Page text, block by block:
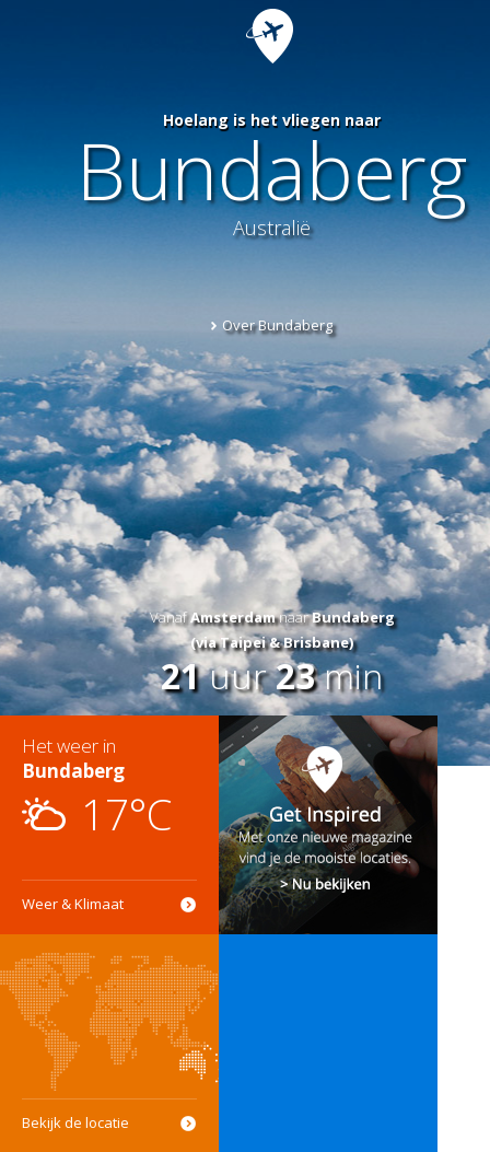
Hoelang is het vliegen naar
Bundaberg
Australië
Over Bundaberg
VanafAmsterdamnaarBundaberg
(via Taipei & Brisbane)
21uur23min
Het weer in
Bundaberg
17°C
Weer & Klimaat
Bekijk de locatie